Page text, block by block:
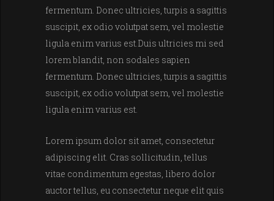
fermentum. Donec ultricies, turpis a sagittis
suscipit, ex odio volutpat sem, vel molestie
ligula enim varius est.Duis ultricies mi sed
lorem blandit, non sodales sapien
fermentum. Donec ultricies, turpis a sagittis
suscipit, ex odio volutpat sem, vel molestie
ligula enim varius est.
Lorem ipsum dolor sit amet, consectetur
adipiscing elit. Cras sollicitudin, tellus
vitae condimentum egestas, libero dolor
auctor tellus, eu consectetur neque elit quis